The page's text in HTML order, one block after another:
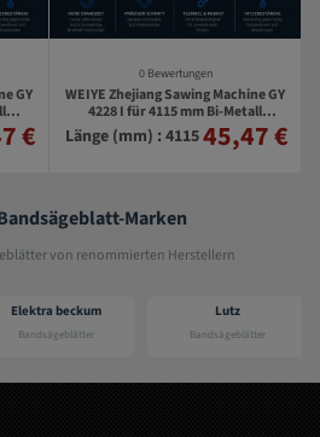
GY
€
0 Bewertungen
WEIYE Zhejiang Sawing Machine GY
4228 I für 4115 mm Bi-Metall
Bandsägeblätter
Länge (mm) : 411545,47 €
Marken
von renommierten Herstellern
Elektra beckum
Bandsägeblätter
Lutz
Bandsägeblätter